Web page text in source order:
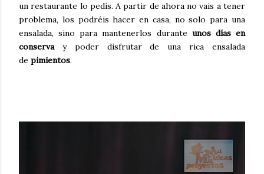
un restaurante lo pedís. A partir de ahora no vais a tener
problema, los podréis hacer en casa, no solo para una
ensalada, sino para mantenerlos durante unos días en
conservay poder disfrutar de una rica ensalada
de pimientos.